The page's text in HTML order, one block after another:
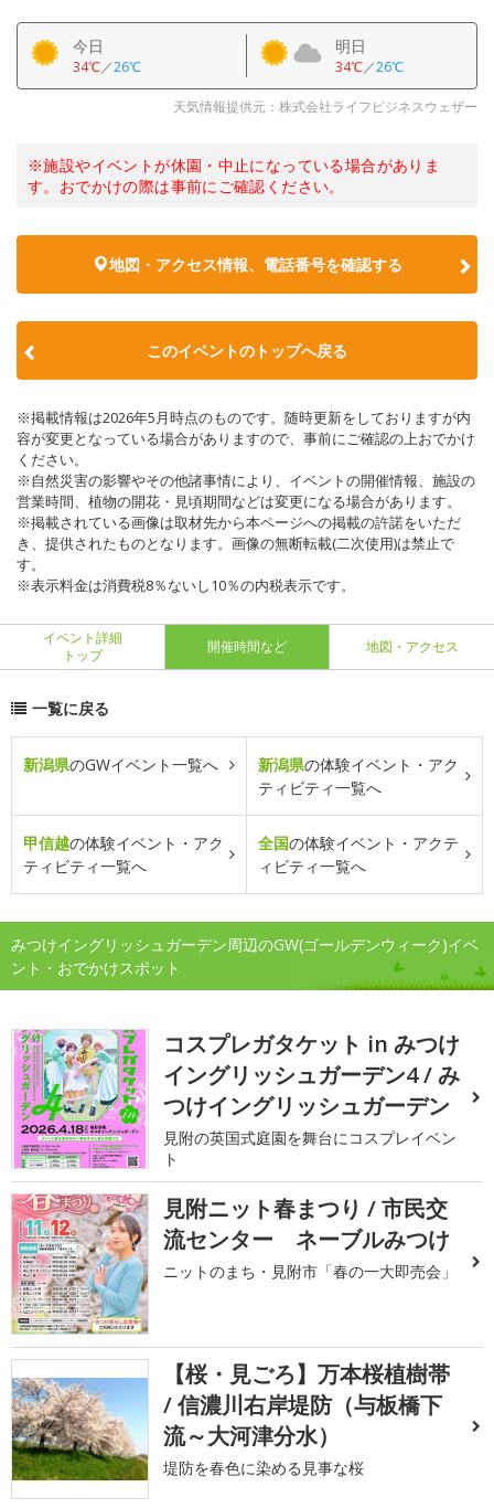
今日
34℃／26℃
明日
34℃／26℃
天気情報提供元：株式会社ライフビジネスウェザー
※施設やイベントが休園・中止になっている場合がありま
す。おでかけの際は事前にご確認ください。
地図・アクセス情報、電話番号を確認する
このイベントのトップへ戻る
※掲載情報は2026年5月時点のものです。随時更新をしておりますが内
容が変更となっている場合がありますので、事前にご確認の上おでかけ
ください。
※自然災害の影響やその他諸事情により、イベントの開催情報、施設の
営業時間、植物の開花・見頃期間などは変更になる場合があります。
※掲載されている画像は取材先から本ページへの掲載の許諾をいただ
き、提供されたものとなります。画像の無断転載(二次使用)は禁止で
す。
※表示料金は消費税8％ないし10％の内税表示です。
イベント詳細
トップ
開催時間など 地図・アクセス
一覧に戻る
新潟県のGWイベント一覧へ 新潟県の体験イベント・アク
ティビティ一覧へ
甲信越の体験イベント・アク
ティビティ一覧へ
全国の体験イベント・アクテ
ィビティ一覧へ
みつけイングリッシュガーデン周辺のGW(ゴールデンウィーク)イベ
ント・おでかけスポット
コスプレガタケット in みつけ
イングリッシュガーデン4 / み
つけイングリッシュガーデン
見附の英国式庭園を舞台にコスプレイベン
ト
見附ニット春まつり / 市民交
流センター ネーブルみつけ
ニットのまち・見附市「春の一大即売会」
【桜・見ごろ】万本桜植樹帯
/ 信濃川右岸堤防（与板橋下
流～大河津分水）
堤防を春色に染める見事な桜